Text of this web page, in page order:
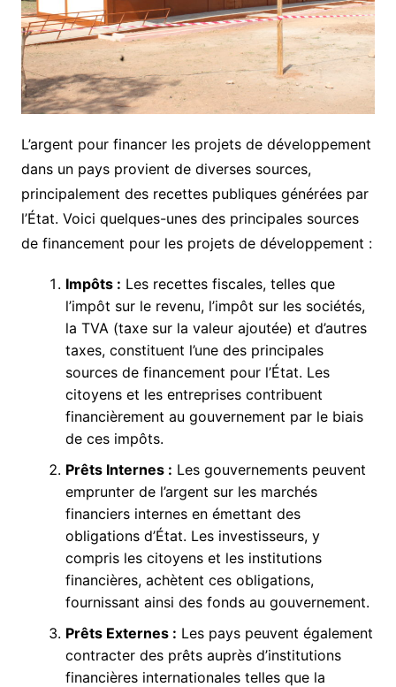
L’argent pour financer les projets de développement
dans un pays provient de diverses sources,
principalement des recettes publiques générées par
l’État. Voici quelques-unes des principales sources
de financement pour les projets de développement :
Impôts : Les recettes fiscales, telles que
l’impôt sur le revenu, l’impôt sur les sociétés,
la TVA (taxe sur la valeur ajoutée) et d’autres
taxes, constituent l’une des principales
sources de financement pour l’État. Les
citoyens et les entreprises contribuent
financièrement au gouvernement par le biais
de ces impôts.
Prêts Internes : Les gouvernements peuvent
emprunter de l’argent sur les marchés
financiers internes en émettant des
obligations d’État. Les investisseurs, y
compris les citoyens et les institutions
financières, achètent ces obligations,
fournissant ainsi des fonds au gouvernement.
Prêts Externes : Les pays peuvent également
contracter des prêts auprès d’institutions
financières internationales telles que la